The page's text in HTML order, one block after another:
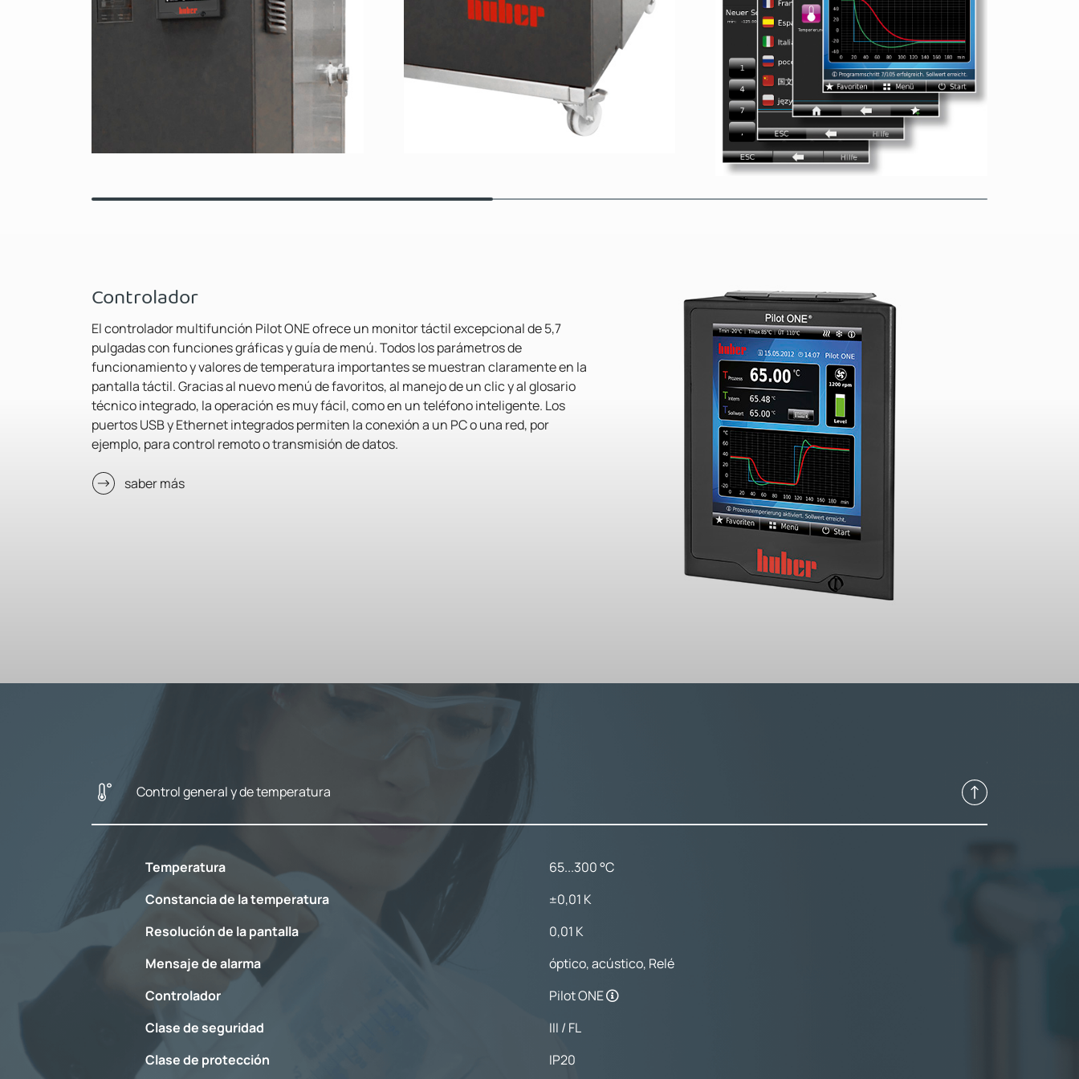
Controlador
El controlador multifunción Pilot ONE ofrece un monitor táctil excepcional de 5,7
pulgadas con funciones gráficas y guía de menú. Todos los parámetros de
funcionamiento y valores de temperatura importantes se muestran claramente en la
pantalla táctil. Gracias al nuevo menú de favoritos, al manejo de un clic y al glosario
técnico integrado, la operación es muy fácil, como en un teléfono inteligente. Los
puertos USB y Ethernet integrados permiten la conexión a un PC o una red, por
ejemplo, para control remoto o transmisión de datos.
saber más
Control general y de temperatura
Temperatura
65...300 °C
Constancia de la temperatura
±0,01 K
Resolución de la pantalla
0,01 K
Mensaje de alarma
óptico, acústico, Relé
Controlador
Pilot ONE
Clase de seguridad
III / FL
Clase de protección
IP20